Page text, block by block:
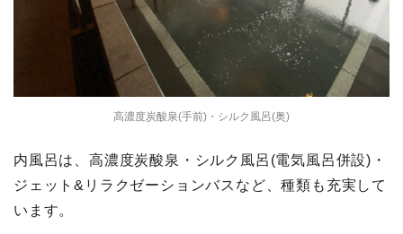
高濃度炭酸泉(手前)・シルク風呂(奥)
内風呂は、高濃度炭酸泉・シルク風呂(電気風呂併設)・
ジェット&リラクゼーションバスなど、種類も充実して
います。